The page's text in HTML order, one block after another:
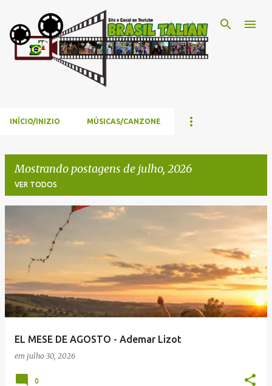
Pular para o conteúdo principal
INÍCIO/INIZIO MÚSICAS/CANZONE
Mostrando postagens de julho, 2026
VER TODOS
P
o
t
a
g
EL MESE DE AGOSTO - Ademar Lizot
em julho 30, 2026
0